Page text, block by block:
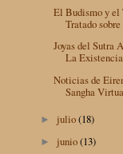
El Budismo y
Tratado
Joyas del Sutra
La
Noticias de
Sangha
► julio(18)
► junio(13)